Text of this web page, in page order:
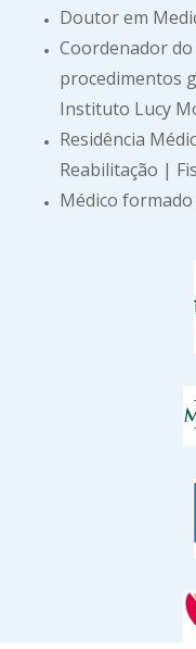
Doutor em
Coordenador
procedimentos
Instituto Lucy
Residência
Reabilitação |
Médico formado